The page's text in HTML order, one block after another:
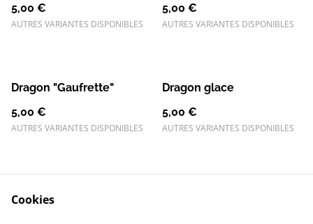
5,00 €
AUTRES VARIANTES DISPONIBLES
5,00 €
AUTRES VARIANTES DISPONIBLES
Dragon "Gaufrette"
5,00 €
AUTRES VARIANTES DISPONIBLES
Dragon glace
5,00 €
AUTRES VARIANTES DISPONIBLES
Cookies